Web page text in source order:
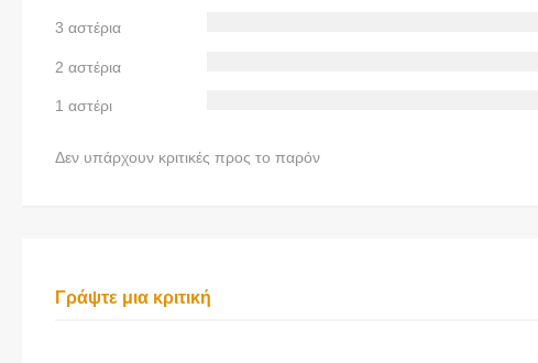
3 αστέρια
2 αστέρια
1 αστέρι
Δεν υπάρχουν κριτικές προς το παρόν
Γράψτε μια κριτική